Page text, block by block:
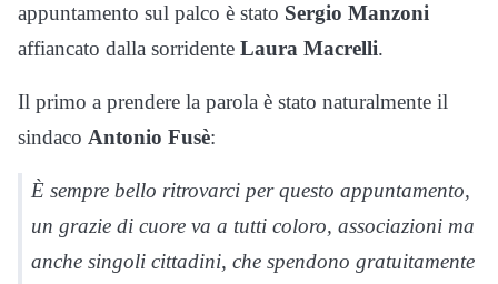
appuntamento sul palco è stato Sergio Manzoni
affiancato dalla sorridente Laura Macrelli.
Il primo a prendere la parola è stato naturalmente il
sindaco Antonio Fusè:
È sempre bello ritrovarci per questo appuntamento,
un grazie di cuore va a tutti coloro, associazioni ma
anche singoli cittadini, che spendono gratuitamente